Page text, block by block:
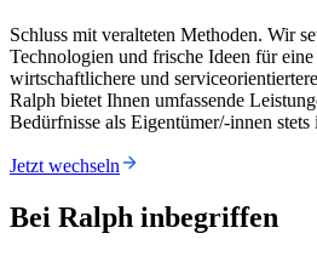
Schluss mit veralteten Methoden. Wir
Technologien und frische Ideen für
wirtschaftlichere und
Ralph bietet Ihnen umfassende
Bedürfnisse als Eigentümer/-innen
Jetzt wechseln
Bei Ralph inbegriffen